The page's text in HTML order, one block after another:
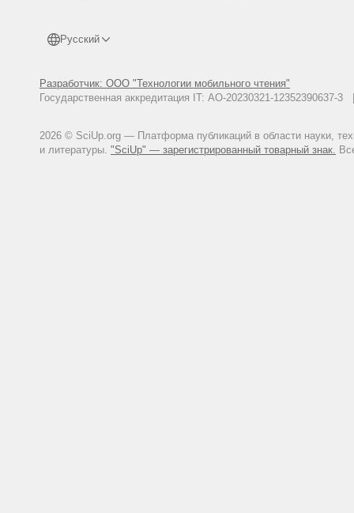
Русский
Разработчик: ООО "Технологии мобильного чтения"
Государственная аккредитация IT: АО-20230321-
2026 © SciUp.org — Платформа публикаций в области науки,
и литературы. "SciUp" — зарегистрированный товарный знак.